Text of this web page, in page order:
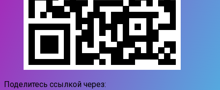
Поделитесь ссылкой через: